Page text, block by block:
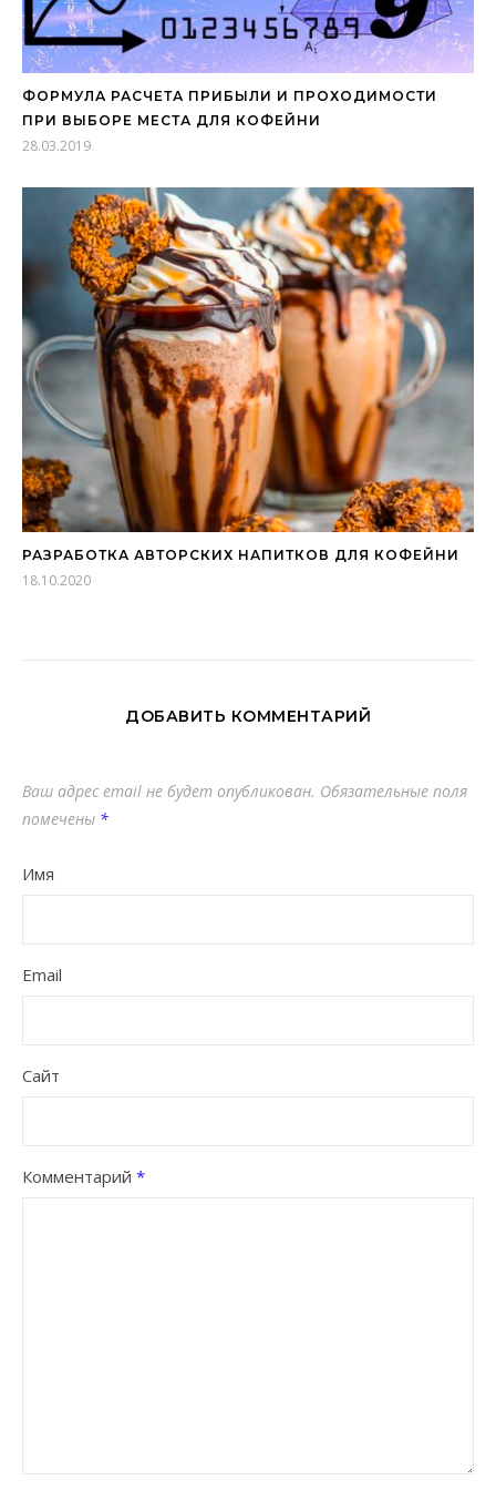
ФОРМУЛА РАСЧЕТА ПРИБЫЛИ И ПРОХОДИМОСТИ
ПРИ ВЫБОРЕ МЕСТА ДЛЯ КОФЕЙНИ
28.03.2019
РАЗРАБОТКА АВТОРСКИХ НАПИТКОВ ДЛЯ КОФЕЙНИ
18.10.2020
ДОБАВИТЬ КОММЕНТАРИЙ
Ваш адрес email не будет опубликован. Обязательные поля
помечены *
Имя
Email
Сайт
Комментарий *